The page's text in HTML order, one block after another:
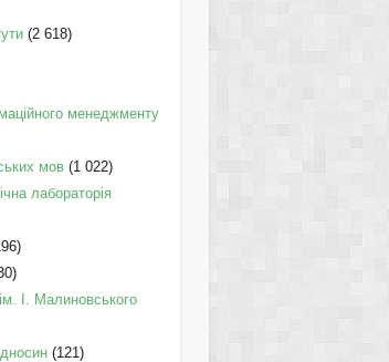
(2 618)
менеджменту
мов(1 022)
лабораторія
І. Малиновського
(121)